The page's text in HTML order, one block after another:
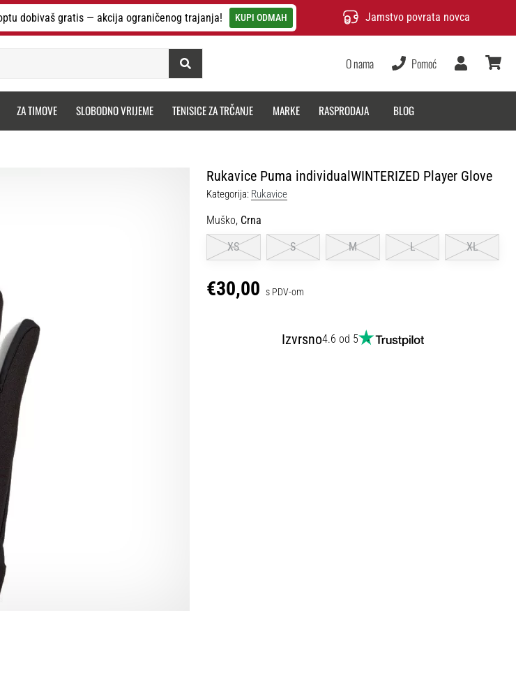
dobivaš gratis — akcija ograničenog trajanja! KUPI ODMAH Jamstvo povrata novca
O nama Pomoć
Korisnik
ZA TIMOVE SLOBODNO VRIJEME TENISICE ZA TRČANJE MARKE RASPRODAJA BLOG
Rukavice Puma individualWINTERIZED Player Glove
Kategorija: Rukavice
Muško, Crna
XS
S M L XL
€30,00 s PDV-om
Izvrsno4.6 od 5